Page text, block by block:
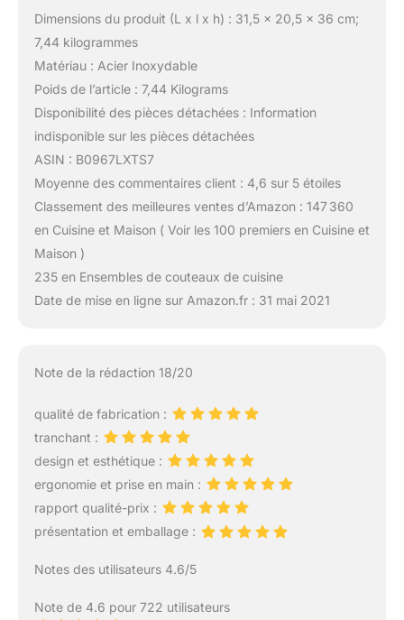
Dimensions du produit (L x l x h) : 31,5 x 20,5 x 36 cm;
7,44 kilogrammes
Matériau : Acier Inoxydable
Poids de l’article : 7,44 Kilograms
Disponibilité des pièces détachées : Information
indisponible sur les pièces détachées
ASIN : B0967LXTS7
Moyenne des commentaires client : 4,6 sur 5 étoiles
Classement des meilleures ventes d’Amazon : 147 360
en Cuisine et Maison ( Voir les 100 premiers en Cuisine et
Maison )
235 en Ensembles de couteaux de cuisine
Date de mise en ligne sur Amazon.fr : 31 mai 2021
Note de la rédaction 18/20
qualité de fabrication :
tranchant :
design et esthétique :
ergonomie et prise en main :
rapport qualité-prix :
présentation et emballage :
Notes des utilisateurs 4.6/5
Note de 4.6 pour 722 utilisateurs